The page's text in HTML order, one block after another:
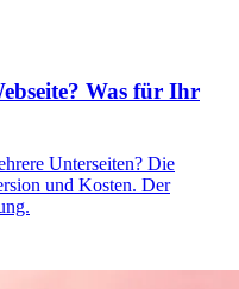
Was für Ihr
Unterseiten? Die
und Kosten. Der